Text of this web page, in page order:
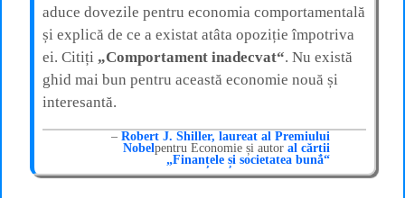
aduce dovezile pentru economia comportamentală
și explică de ce a existat atâta opoziție împotriva
ei. Citiți „Comportament inadecvat“. Nu există
ghid mai bun pentru această economie nouă și
interesantă.
Robert J. Shiller, laureat al Premiului
Nobelpentru Economie și autor al cărții
„Finanțele și societatea bună“